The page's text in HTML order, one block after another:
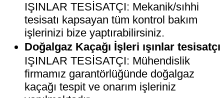
IŞINLAR TESİSATÇI: Mekanik/sıhhi
tesisatı kapsayan tüm kontrol bakım
işlerinizi bize yaptırabilirsiniz.
Doğalgaz Kaçağı İşleri ışınlar tesisatçı
IŞINLAR TESİSATÇI: Mühendislik
firmamız garantörlüğünde doğalgaz
kaçağı tespit ve onarım işleriniz